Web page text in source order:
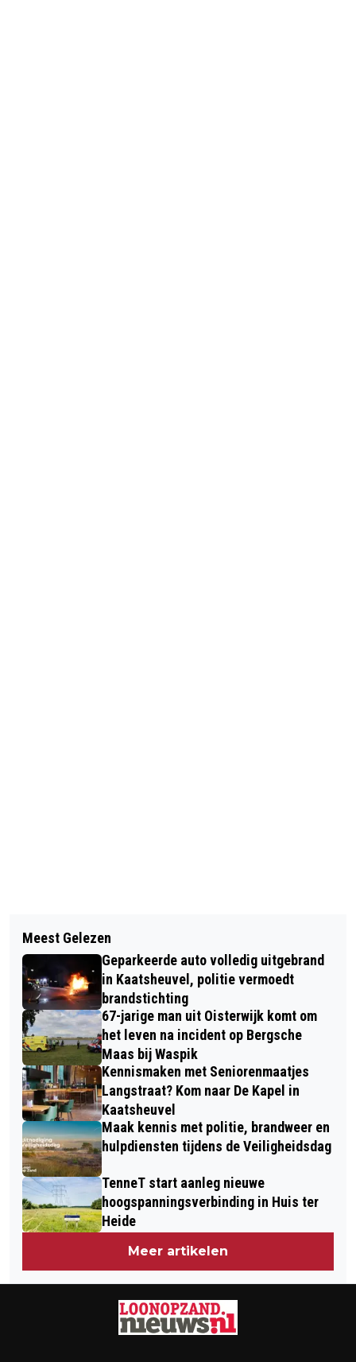
LIDL MOET VAN ARBEIDSINSPECTIE
MAATREGELEN NEMEN VANWEGE
WERKDRUK
RKC WAALWIJK VERLIEST
ZWAARBEVOCHTEN BRABANTSE
DERBY
Meest Gelezen
Geparkeerde auto volledig uitgebrand
in Kaatsheuvel, politie vermoedt
brandstichting
67-jarige man uit Oisterwijk komt om
het leven na incident op Bergsche
Maas bij Waspik
Kennismaken met Seniorenmaatjes
Langstraat? Kom naar De Kapel in
Kaatsheuvel
Maak kennis met politie, brandweer en
hulpdiensten tijdens de Veiligheidsdag
TenneT start aanleg nieuwe
hoogspanningsverbinding in Huis ter
Heide
Meer artikelen